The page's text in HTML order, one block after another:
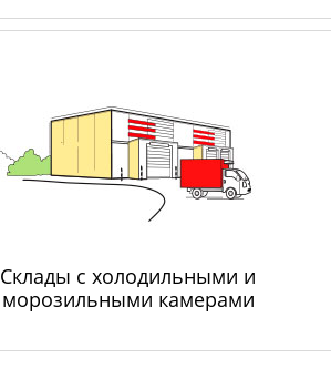
Склады с холодильными и
морозильными камерами